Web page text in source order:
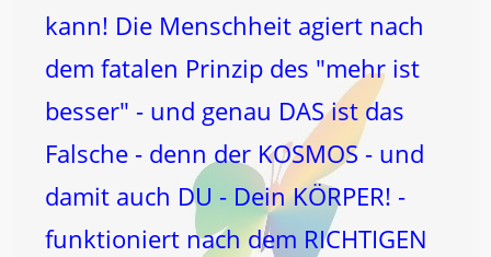
kann! Die Menschheit agiert nach
dem fatalen Prinzip des "mehr ist
besser" - und genau DAS ist das
Falsche - denn der KOSMOS - und
damit auch DU - Dein KÖRPER! -
funktioniert nach dem RICHTIGEN